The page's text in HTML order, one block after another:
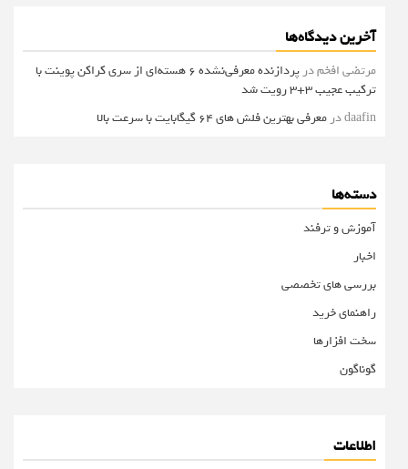
آخرین دیدگاه‌ها
مرتضی افخمدر
پردازنده معرفی‌نشده 6 هسته‌ای از سری کراکن پوینت با
ترکیب عجیب 3+3 رویت شد
daafinدر معرفی بهترین فلش های 64 گیگابایت با سرعت بالا
دسته‌ها
آموزش و ترفند
اخبار
بررسی های تخصصی
راهنمای خرید
سخت افزارها
گوناگون
اطلاعات